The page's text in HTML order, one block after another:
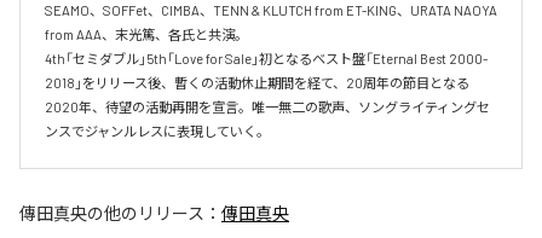
SEAMO、SOFFet、CIMBA、TENN & KLUTCH from ET-KING、URATA NAOYA
from AAA、末光篤、各氏と共演。
4th「セミダブル」5th「Love for Sale」初となるベスト盤「Eternal Best 2000-
2018」をリリース後、暫くの活動休止期間を経て、20周年の節目となる
2020年、待望の活動再開を宣言。唯一無二の歌声、ソングライティングセ
ンスでジャンルレスに表現していく。
傳田真央の他のリリース： 傳田真央